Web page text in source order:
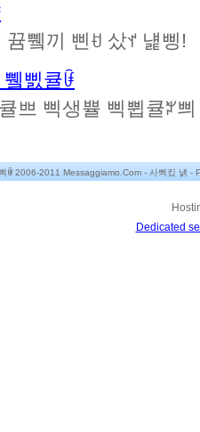
쀜끼 삔ꀀ 샀ꀈ 냹삥!
삜큘ꀰ
쁘 삑생쁄 삑쀱큘ꃠ
ꂌ 2006-2011 Messaggiamo.Com - 사쁴킸 냵 -
Dedicated